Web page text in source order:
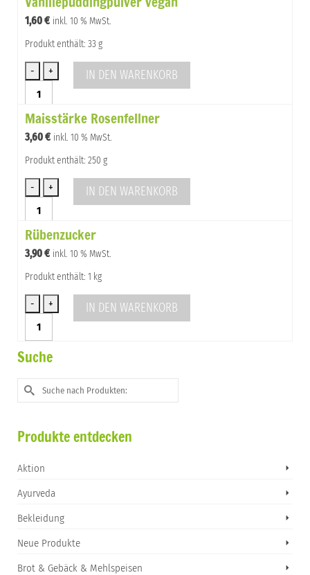
glutenfrei
Menge
1,60€ inkl. 10 % MwSt.
Produkt enthält: 33 g
Vanillepuddingpulver
vegan
Menge
IN DEN WARENKORB
Maisstärke Rosenfellner
3,60€ inkl. 10 % MwSt.
Produkt enthält: 250 g
Rosenfellner
Menge
IN DEN WARENKORB
Rübenzucker
3,90€ inkl. 10 % MwSt.
Produkt enthält: 1 kg
Rübenzucker
Menge
IN DEN WARENKORB
Suche
Suche
nach:
Produkte entdecken
Aktion
Ayurveda
Bekleidung
Neue Produkte
Brot & Gebäck & Mehlspeisen